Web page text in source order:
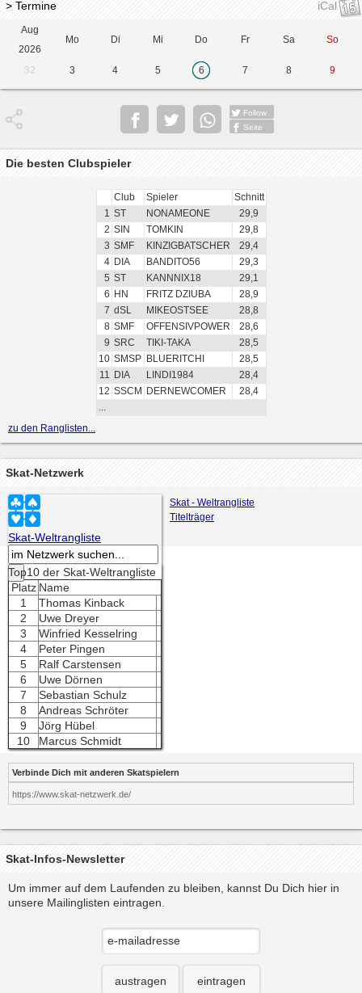
> Termine iCal
Aug
2026
Mo Di Mi Do Fr Sa So
32 3 4 5 6 7 8 9
Follow
Seite
Die besten Clubspieler
Club Spieler
Schnitt
1 ST NONAMEONE
29,9
2 SIN TOMKIN
29,8
3 SMF KINZIGBATSCHER
29,4
4 DIA BANDITO56
29,3
5 ST KANNNIX18
29,1
6 HN FRITZ DZIUBA
28,9
7 dSL MIKEOSTSEE
28,8
8 SMF OFFENSIVPOWER
28,6
9 SRC TIKI-TAKA
28,5
10 SMSP BLUERITCHI
28,5
11 DIA LINDI1984
28,4
12 SSCM DERNEWCOMER
28,4
...
zu den Ranglisten...
Skat-Netzwerk
Skat-Weltrangliste
Top10 der Skat-Weltrangliste
Platz Name
1
Thomas Kinback
2
Uwe Dreyer
3
Winfried Kesselring
4
Peter Pingen
5
Ralf Carstensen
6
Uwe Dörnen
7
Sebastian Schulz
8
Andreas Schröter
9
Jörg Hübel
10
Marcus Schmidt
Skat - Weltrangliste
Titelträger
Verbinde Dich mit anderen Skatspielern
https://www.skat-netzwerk.de/
Skat-Infos-Newsletter
Um immer auf dem Laufenden zu bleiben, kannst Du Dich hier in
unsere Mailinglisten eintragen.
austragen eintragen